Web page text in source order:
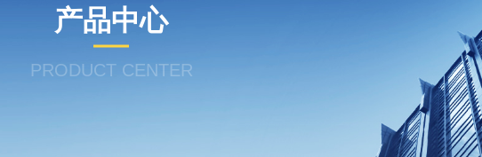
产品中心
PRODUCT CENTER